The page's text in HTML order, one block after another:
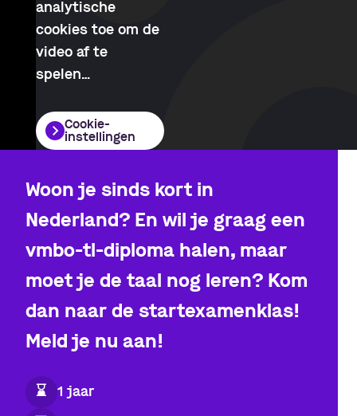
analytische
cookies toe om de
video af te
spelen…
Cookie-
instellingen
Woon je sinds kort in
Nederland? En wil je graag een
vmbo-tl-diploma halen, maar
moet je de taal nog leren? Kom
dan naar de startexamenklas!
Meld je nu aan!
⌛️ 1 jaar